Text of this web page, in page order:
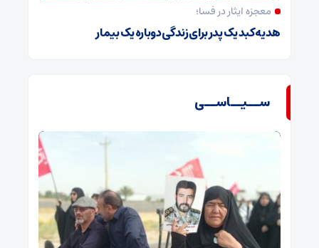
معجزه ایثار در فسا؛
هدیه کبد یک پدر برای زندگی دوباره یک بیمار
ســیــاســی